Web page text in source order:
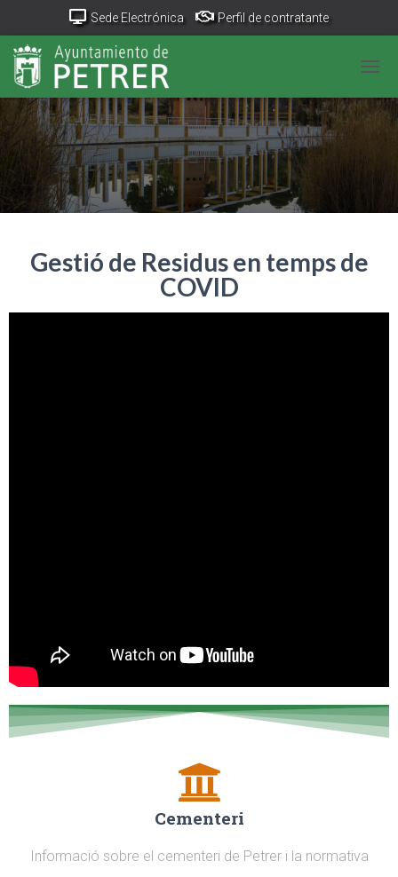
Sede Electrónica Perfil de contratante
Portal Transparencia
Canal de denuncias
Gestió de Residus en temps de
COVID
Cementeri
Informació sobre el cementeri de Petrer i la normativa